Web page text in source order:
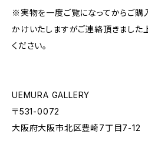
※実物を一度ご覧になってからご購
かけいたしますがご連絡頂きました
ください。
UEMURA GALLERY
〒531-0072
大阪府大阪市北区豊崎7丁目7-12